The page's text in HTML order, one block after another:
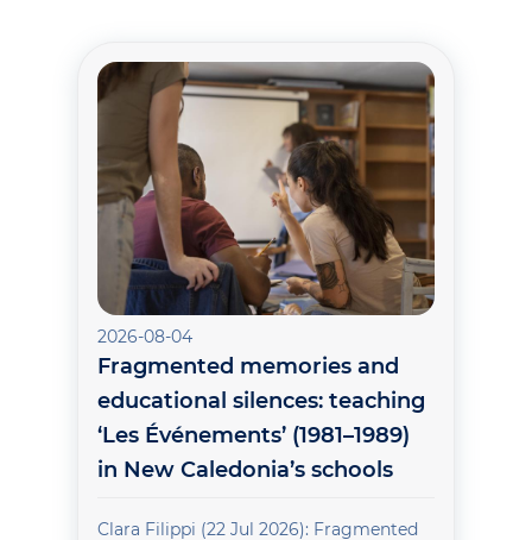
2026-08-04
Fragmented memories and
educational silences: teaching
‘Les Événements’ (1981–1989)
in New Caledonia’s schools
Clara Filippi (22 Jul 2026): Fragmented